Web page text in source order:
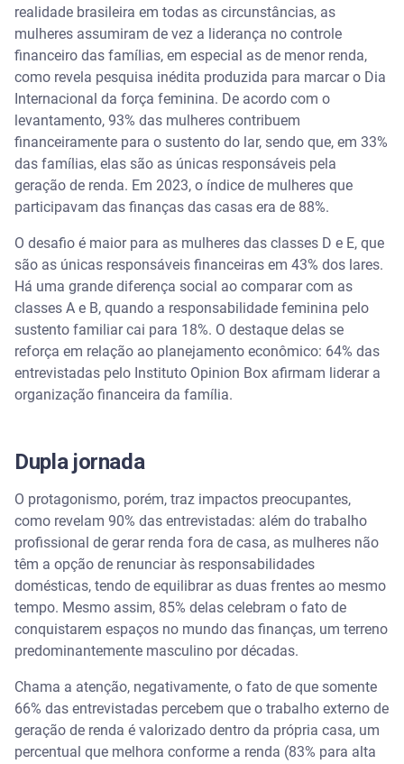
realidade brasileira em todas as circunstâncias, as
mulheres assumiram de vez a liderança no controle
financeiro das famílias, em especial as de menor renda,
como revela pesquisa inédita produzida para marcar o Dia
Internacional da força feminina. De acordo com o
levantamento, 93% das mulheres contribuem
financeiramente para o sustento do lar, sendo que, em 33%
das famílias, elas são as únicas responsáveis pela
geração de renda. Em 2023, o índice de mulheres que
participavam das finanças das casas era de 88%.
O desafio é maior para as mulheres das classes D e E, que
são as únicas responsáveis financeiras em 43% dos lares.
Há uma grande diferença social ao comparar com as
classes A e B, quando a responsabilidade feminina pelo
sustento familiar cai para 18%. O destaque delas se
reforça em relação ao planejamento econômico: 64% das
entrevistadas pelo Instituto Opinion Box afirmam liderar a
organização financeira da família.
Dupla jornada
O protagonismo, porém, traz impactos preocupantes,
como revelam 90% das entrevistadas: além do trabalho
profissional de gerar renda fora de casa, as mulheres não
têm a opção de renunciar às responsabilidades
domésticas, tendo de equilibrar as duas frentes ao mesmo
tempo. Mesmo assim, 85% delas celebram o fato de
conquistarem espaços no mundo das finanças, um terreno
predominantemente masculino por décadas.
Chama a atenção, negativamente, o fato de que somente
66% das entrevistadas percebem que o trabalho externo de
geração de renda é valorizado dentro da própria casa, um
percentual que melhora conforme a renda (83% para alta